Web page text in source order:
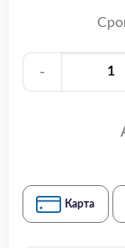
-
Карта